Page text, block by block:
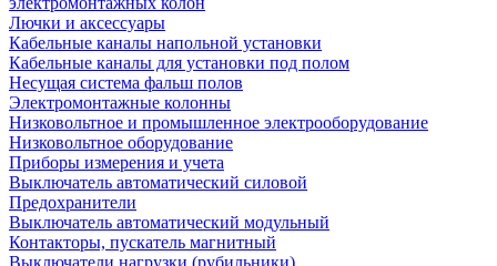
Лючки и аксессуары
Кабельные каналы напольной установки
Кабельные каналы для установки под полом
Несущая система фальш полов
Электромонтажные колонны
Низковольтное и промышленное электрооборудование
Низковольтное оборудование
Приборы измерения и учета
Выключатель автоматический силовой
Предохранители
Выключатель автоматический модульный
Контакторы, пускатель магнитный
Выключатели нагрузки (рубильники)